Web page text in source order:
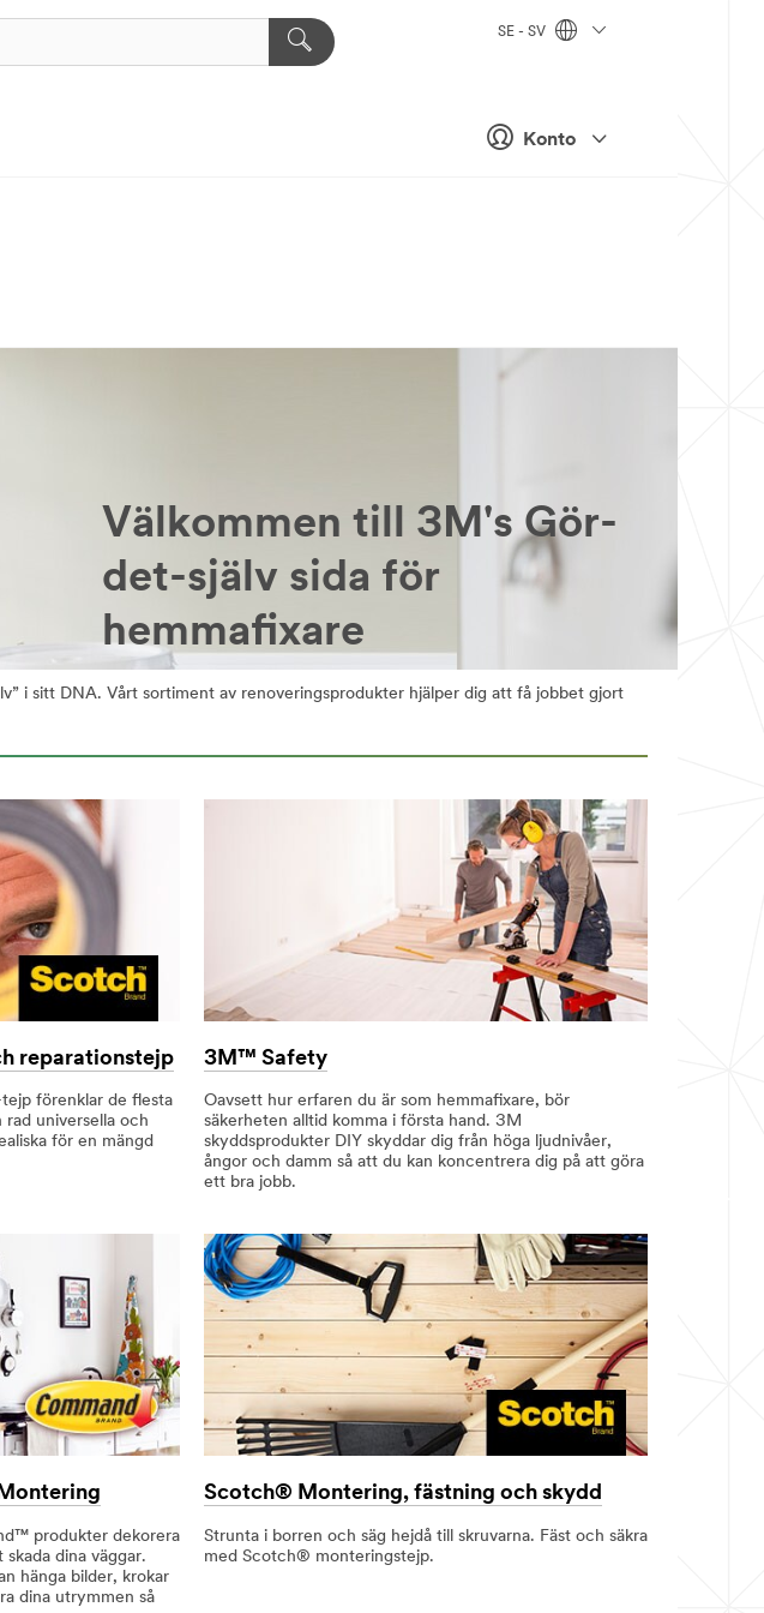
Konto
SE - SV
Välkommen till 3M's Gör-
det-själv sida för
hemmafixare
i sitt DNA. Vårt sortiment av renoveringsprodukter hjälper dig att få jobbet gjort
reparationstejp
förenklar de flesta
rad universella och
för en mängd
3M™ Safety
Oavsett hur erfaren du är som hemmafixare, bör
säkerheten alltid komma i första hand. 3M
skyddsprodukter DIY skyddar dig från höga ljudnivåer,
ångor och damm så att du kan koncentrera dig på att göra
ett bra jobb.
produkter dekorera
dina väggar.
hänga bilder, krokar
dina utrymmen så
Scotch® Montering, fästning och skydd
Strunta i borren och säg hejdå till skruvarna. Fäst och säkra
med Scotch® monteringstejp.